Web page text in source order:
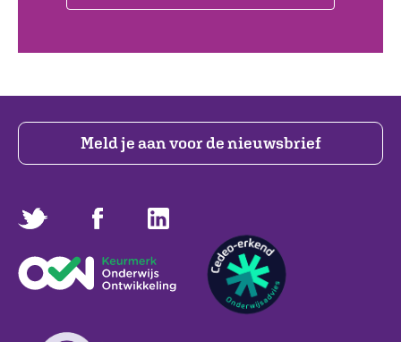
Meld je aan voor de nieuwsbrief